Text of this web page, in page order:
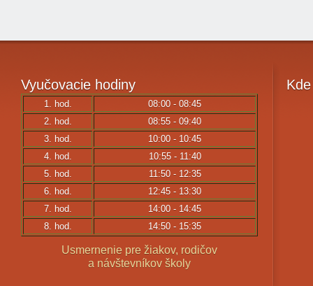
Vyučovacie hodiny
1. hod.
08:00 - 08:45
2. hod.
08:55 - 09:40
3. hod.
10:00 - 10:45
4. hod.
10:55 - 11:40
5. hod.
11:50 - 12:35
6. hod.
12:45 - 13:30
7. hod.
14:00 - 14:45
8. hod.
14:50 - 15:35
Usmernenie pre žiakov, rodičov
a návštevníkov školy
Kde